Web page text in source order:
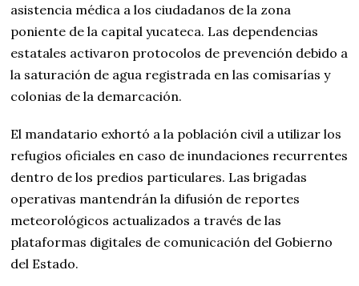
asistencia médica a los ciudadanos de la zona
poniente de la capital yucateca. Las dependencias
estatales activaron protocolos de prevención debido a
la saturación de agua registrada en las comisarías y
colonias de la demarcación.
El mandatario exhortó a la población civil a utilizar los
refugios oficiales en caso de inundaciones recurrentes
dentro de los predios particulares. Las brigadas
operativas mantendrán la difusión de reportes
meteorológicos actualizados a través de las
plataformas digitales de comunicación del Gobierno
del Estado.